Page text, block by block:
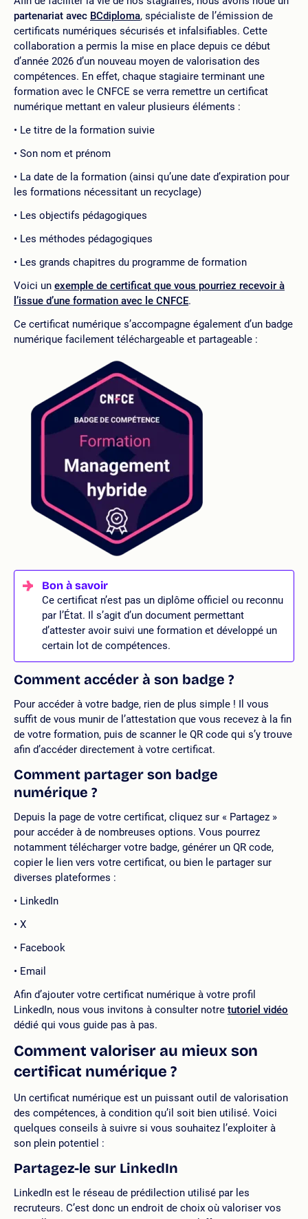
partenariat avec BCdiploma, spécialiste de l’émission de
certificats numériques sécurisés et infalsifiables. Cette
collaboration a permis la mise en place depuis ce début
d’année 2026 d’un nouveau moyen de valorisation des
compétences. En effet, chaque stagiaire terminant une
formation avec le CNFCE se verra remettre un certificat
numérique mettant en valeur plusieurs éléments :
Le titre de la formation suivie
Son nom et prénom
La date de la formation (ainsi qu’une date d’expiration pour
les formations nécessitant un recyclage)
Les objectifs pédagogiques
Les méthodes pédagogiques
Les grands chapitres du programme de formation
Voici un exemple de certificat que vous pourriez recevoir à
l’issue d’une formation avec le CNFCE.
Ce certificat numérique s’accompagne également d’un badge
numérique facilement téléchargeable et partageable :
Ce certificat n’est pas un diplôme officiel ou reconnu
par l’État. Il s’agit d’un document permettant
d’attester avoir suivi une formation et développé un
certain lot de compétences.
Comment accéder à son badge ?
Pour accéder à votre badge, rien de plus simple ! Il vous
suffit de vous munir de l’attestation que vous recevez à la fin
de votre formation, puis de scanner le QR code qui s’y trouve
afin d’accéder directement à votre certificat.
Comment partager son badge
numérique ?
Depuis la page de votre certificat, cliquez sur « Partagez »
pour accéder à de nombreuses options. Vous pourrez
notamment télécharger votre badge, générer un QR code,
copier le lien vers votre certificat, ou bien le partager sur
diverses plateformes :
LinkedIn
X
Facebook
Email
Afin d’ajouter votre certificat numérique à votre profil
LinkedIn, nous vous invitons à consulter notre tutoriel vidéo
dédié qui vous guide pas à pas.
Comment valoriser au mieux son
certificat numérique ?
Un certificat numérique est un puissant outil de valorisation
des compétences, à condition qu’il soit bien utilisé. Voici
quelques conseils à suivre si vous souhaitez l’exploiter à
son plein potentiel :
Partagez-le sur LinkedIn
LinkedIn est le réseau de prédilection utilisé par les
recruteurs. C’est donc un endroit de choix où valoriser vos